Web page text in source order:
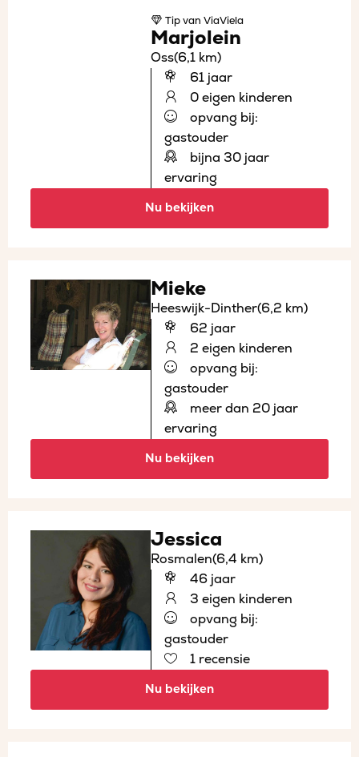
Tipvan ViaViela
Marjolein
Oss(6,1 km)
61 jaar
0 eigen kinderen
opvang bij:
gastouder
bijna 30 jaar
ervaring
Nu bekijken
Mieke
Heeswijk-Dinther(6,2 km)
62 jaar
2 eigen kinderen
opvang bij:
gastouder
meer dan 20 jaar
ervaring
Nu bekijken
Jessica
Rosmalen(6,4 km)
46 jaar
3 eigen kinderen
opvang bij:
gastouder
1 recensie
Nu bekijken